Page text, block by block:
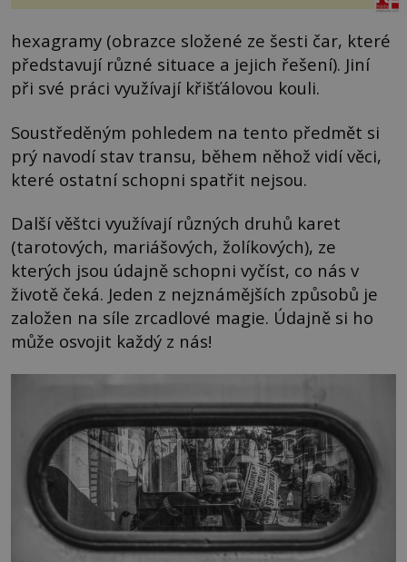
hexagramy (obrazce složené ze šesti čar, které
představují různé situace a jejich řešení). Jiní
při své práci využívají křišťálovou kouli.
Soustředěným pohledem na tento předmět si
prý navodí stav transu, během něhož vidí věci,
které ostatní schopni spatřit nejsou.
Další věštci využívají různých druhů karet
(tarotových, mariášových, žolíkových), ze
kterých jsou údajně schopni vyčíst, co nás v
životě čeká. Jeden z nejznámějších způsobů je
založen na síle zrcadlové magie. Údajně si ho
může osvojit každý z nás!